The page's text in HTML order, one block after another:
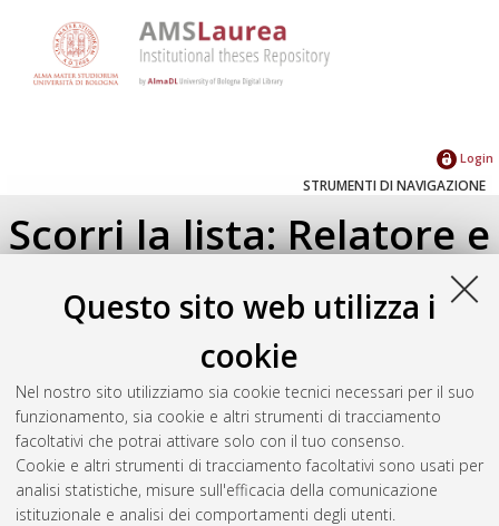
Questo sito web utilizza i
cookie
Nel nostro sito utilizziamo sia cookie tecnici necessari per il suo
funzionamento, sia cookie e altri strumenti di tracciamento
facoltativi che potrai attivare solo con il tuo consenso.
Cookie e altri strumenti di tracciamento facoltativi sono usati per
analisi statistiche, misure sull'efficacia della comunicazione
istituzionale e analisi dei comportamenti degli utenti.
Login
STRUMENTI DI NAVIGAZIONE
Scorri la lista: Relatore e
Correlatore
Seleziona un valore dall'elenco sottostante.
2025(2)
2022(1)
Atom